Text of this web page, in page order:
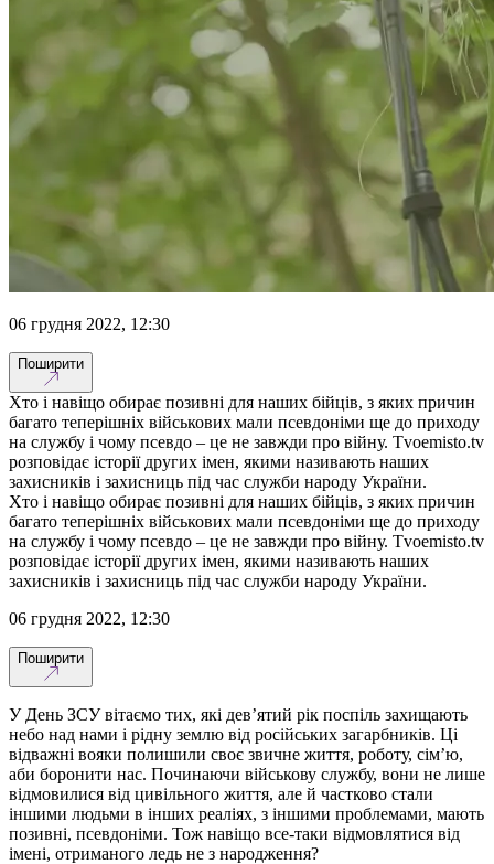
06 грудня 2022, 12:30
Поширити
Хто і навіщо обирає позивні для наших бійців, з яких причин
багато теперішніх військових мали псевдоніми ще до приходу
на службу і чому псевдо – це не завжди про війну. Tvoemisto.tv
розповідає історії других імен, якими називають наших
захисників і захисниць під час служби народу України.
Хто і навіщо обирає позивні для наших бійців, з яких причин
багато теперішніх військових мали псевдоніми ще до приходу
на службу і чому псевдо – це не завжди про війну. Tvoemisto.tv
розповідає історії других імен, якими називають наших
захисників і захисниць під час служби народу України.
06 грудня 2022, 12:30
Поширити
У День ЗСУ вітаємо тих, які дев’ятий рік поспіль захищають
небо над нами і рідну землю від російських загарбників. Ці
відважні вояки полишили своє звичне життя, роботу, сім’ю,
аби боронити нас. Починаючи військову службу, вони не лише
відмовилися від цивільного життя, але й частково стали
іншими людьми в інших реаліях, з іншими проблемами, мають
позивні, псевдоніми. Тож навіщо все-таки відмовлятися від
імені, отриманого ледь не з народження?